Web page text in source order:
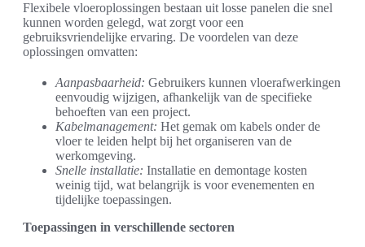
Flexibele vloeroplossingen bestaan uit losse panelen die snel
kunnen worden gelegd, wat zorgt voor een
gebruiksvriendelijke ervaring. De voordelen van deze
oplossingen omvatten:
Aanpasbaarheid: Gebruikers kunnen vloerafwerkingen
eenvoudig wijzigen, afhankelijk van de specifieke
behoeften van een project.
Kabelmanagement: Het gemak om kabels onder de
vloer te leiden helpt bij het organiseren van de
werkomgeving.
Snelle installatie: Installatie en demontage kosten
weinig tijd, wat belangrijk is voor evenementen en
tijdelijke toepassingen.
Toepassingen in verschillende sectoren